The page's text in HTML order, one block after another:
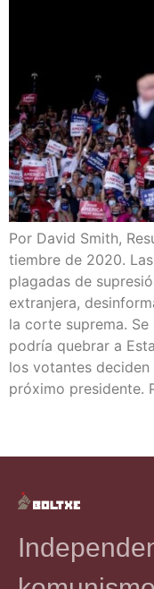
Por David Smith,
tiem­bre de 2020.
pla­ga­das de
extran­je­ra,
la cor­te supre­ma.
podría que­brar a
los votan­tes deci­den
pró­xi­mo pre­si­den­te.